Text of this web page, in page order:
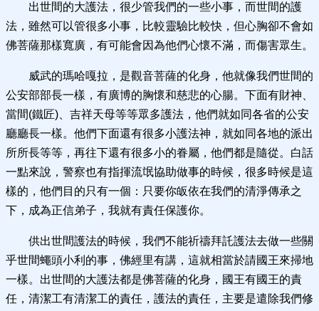
出世間的大護法，很少管我們的一些小事，而世間的護
法，雖然可以管很多小事，比較靈驗比較快，但心胸卻不會如
佛菩薩那樣寬廣，有可能會因為他們心懷不滿，而傷害眾生。
威武的瑪哈嘎拉，是觀音菩薩的化身，他就像我們世間的
公安部部長一樣，有廣博的胸懷和慈悲的心腸。下面有財神、
當間(鐵匠)、吉祥天母等等眾多護法，他們就如同各省的公安
廳廳長一樣。他們下面還有很多小護法神，就如同各地的派出
所所長等等，再往下還有很多小的眷屬，他們都是隨從。白話
一點來說，警察也有指揮流氓協助做事的時候，很多時候是這
樣的，他們目的只有一個：只要你皈依在我們的清淨傳承之
下，成為正信弟子，我就有責任保護你。
供出世間護法的時候，我們不能祈禱拜託護法去做一些關
乎世間蠅頭小利的事，佛經里有講，這就相當於請國王來掃地
一樣。出世間的大護法都是佛菩薩的化身，國王有國王的責
任，清潔工有清潔工的責任，護法的責任，主要是遣除我們修